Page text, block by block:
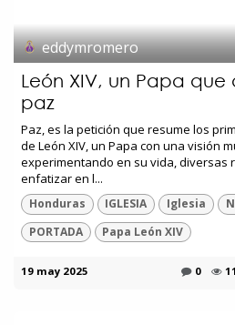
eddymromero
León XIV, un Papa
paz
Paz, es la petición que resume los
de León XIV, un Papa con una visión
experimentando en su vida, diversas
enfatizar en l...
Honduras IGLESIA Iglesia
PORTADA
Papa León XIV
19 may 2025 0